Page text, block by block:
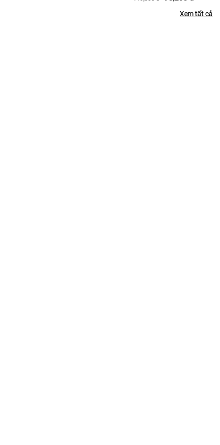
Xem tất cả